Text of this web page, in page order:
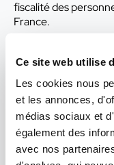
Ce site web utilise
Les cookies nous
et les annonces,
médias sociaux et
également des
avec nos
fiscalité des
France.
des commerciaux
facilité par la plus
vigueur en
l’étendue des
avec un plafond
pour une
masse salariale